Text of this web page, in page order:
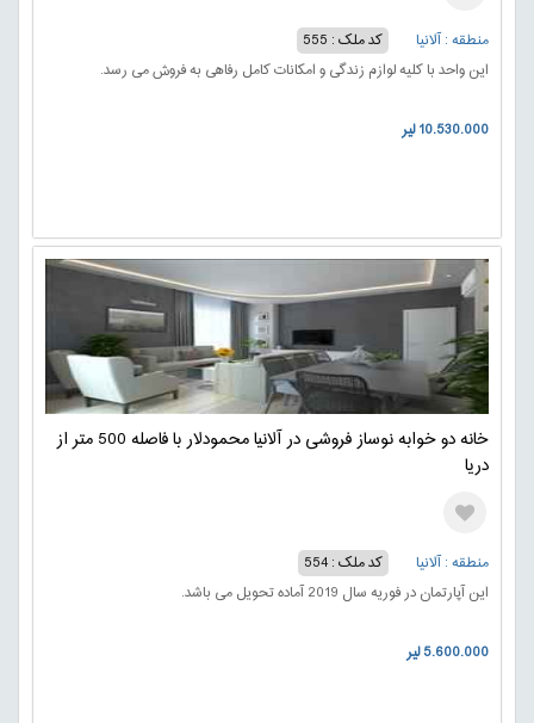
منطقه : آلانیا
کد ملک : 555
این واحد با کلیه لوازم زندگی و امکانات کامل رفاهی به فروش می رسد.
10.530.000 لیر
خانه دو خوابه نوساز فروشی در آلانیا محمودلار با فاصله 500 متر از
دریا
منطقه : آلانیا
کد ملک : 554
این آپارتمان در فوریه سال 2019 آماده تحویل می باشد.
5.600.000 لیر